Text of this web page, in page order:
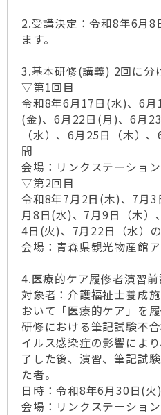
2.受講決定：令和8年6月
ます。
3.基本研修(講義) 2回に分
▽第1回目
令和8年6月17日(水)、6
(金)、6月22日(月)、6月
（水）、6月25日（木）
間
会場：リンクステーショ
▽第2回目
令和8年7月2日(木)、7月
月8日(水)、7月9日（木）
4日(火)、7月22日（水）
会場：青森県観光物産館
4.医療的ケア履修者演習
対象者：介護福祉士養成
おいて「医療的ケア」を
研修における筆記試験不
イルス感染症の影響によ
了した後、演習、筆記試
た者。
日時：令和8年6月30日(火)
会場：リンクステーショ